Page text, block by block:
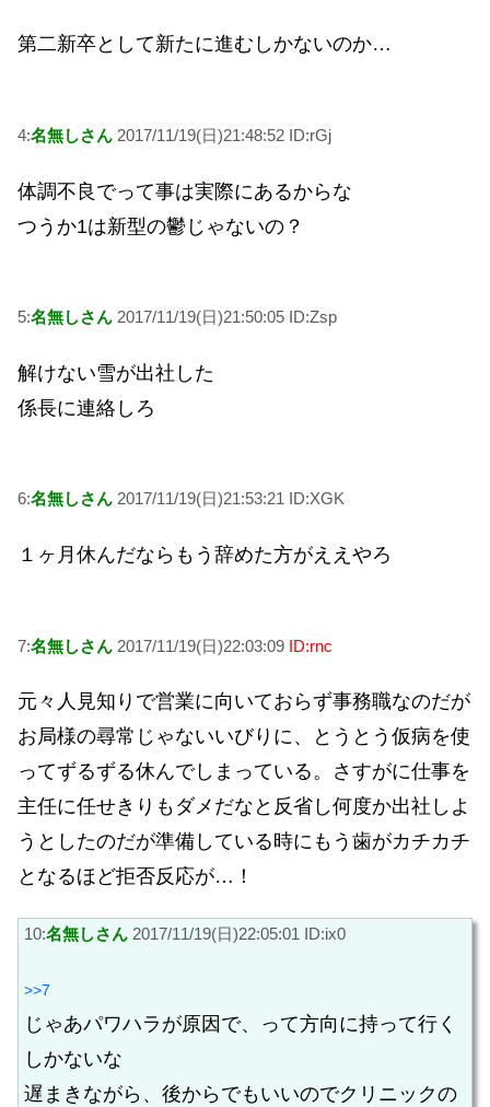
第二新卒として新たに進むしかないのか…
4:名無しさん 2017/11/19(日)21:48:52 ID:rGj
体調不良でって事は実際にあるからな
つうか1は新型の鬱じゃないの？
5:名無しさん 2017/11/19(日)21:50:05 ID:Zsp
解けない雪が出社した
係長に連絡しろ
6:名無しさん 2017/11/19(日)21:53:21 ID:XGK
１ヶ月休んだならもう辞めた方がええやろ
7:名無しさん 2017/11/19(日)22:03:09 ID:rnc
元々人見知りで営業に向いておらず事務職なのだが
お局様の尋常じゃないいびりに、とうとう仮病を使
ってずるずる休んでしまっている。さすがに仕事を
主任に任せきりもダメだなと反省し何度か出社しよ
うとしたのだが準備している時にもう歯がカチカチ
となるほど拒否反応が…！
10:名無しさん 2017/11/19(日)22:05:01 ID:ix0
>>7
じゃあパワハラが原因で、って方向に持って行く
しかないな
遅まきながら、後からでもいいのでクリニックの